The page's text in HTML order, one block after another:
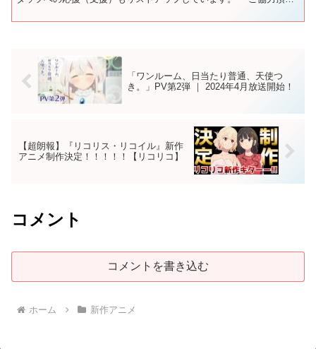
「ワンルーム、日当たり普通、天使つ
き。」PV第2弾 ｜ 2024年4月放送開始！
【超朗報】『リコリス・リコイル』新作
アニメ制作決定！！！！！【リコリコ】
コメント
コメントを書き込む
ホーム 新作アニメ